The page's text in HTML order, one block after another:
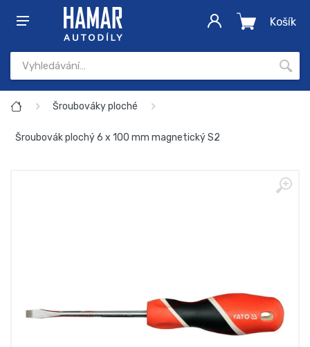
Košík
Šroubováky ploché
Šroubovák plochý 6 x 100 mm magnetický S2